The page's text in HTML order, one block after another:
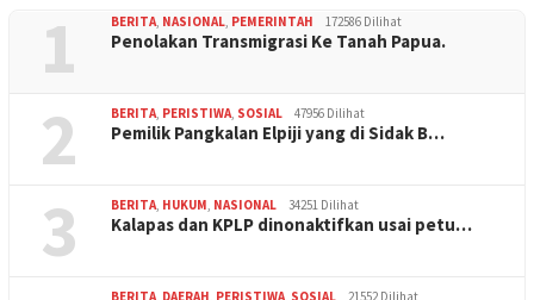
1 BERITA NASIONAL PEMERINTAH 172586 Dilihat
Penolakan Transmigrasi Ke Tanah Papua.
2 BERITA PERISTIWA SOSIAL 47956 Dilihat
Pemilik Pangkalan Elpiji yang di Sidak B…
3 BERITA HUKUM NASIONAL 34251 Dilihat
Kalapas dan KPLP dinonaktifkan usai petu…
BERITA DAERAH PERISTIWA SOSIAL 21552 Dilihat